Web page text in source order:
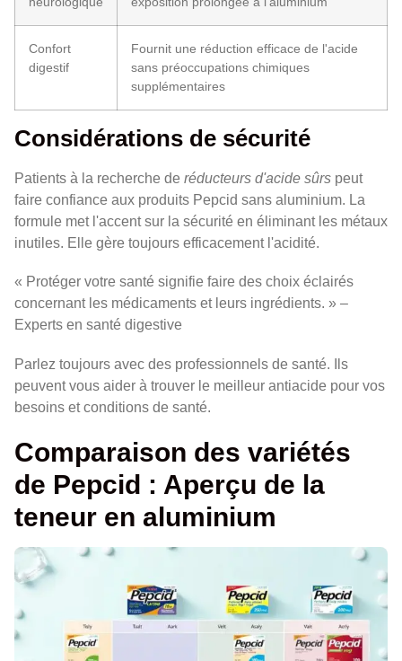
Confort
digestif
Fournit une réduction efficace de l'acide
sans préoccupations chimiques
supplémentaires
Considérations de sécurité
Patients à la recherche de réducteurs d'acide sûrs peut
faire confiance aux produits Pepcid sans aluminium. La
formule met l'accent sur la sécurité en éliminant les métaux
inutiles. Elle gère toujours efficacement l'acidité.
« Protéger votre santé signifie faire des choix éclairés
concernant les médicaments et leurs ingrédients. » –
Experts en santé digestive
Parlez toujours avec des professionnels de santé. Ils
peuvent vous aider à trouver le meilleur antiacide pour vos
besoins et conditions de santé.
Comparaison des variétés
de Pepcid : Aperçu de la
teneur en aluminium